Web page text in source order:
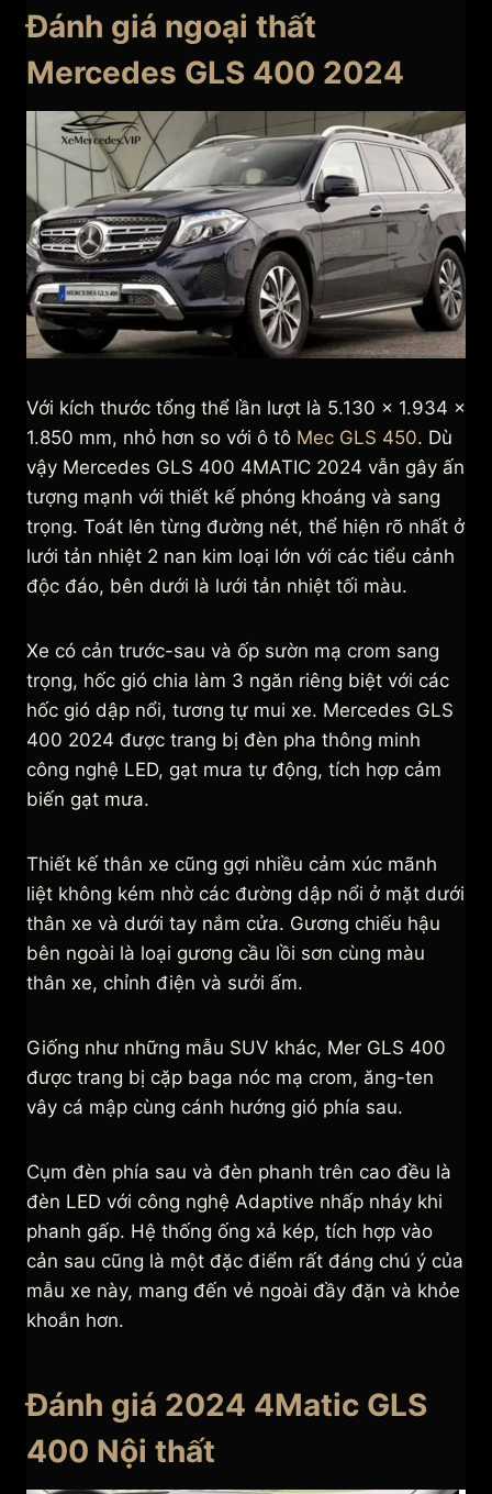
Đánh giá ngoại thất
Mercedes GLS 400 2024
Với kích thước tổng thể lần lượt là 5.130 x 1.934 x
1.850 mm, nhỏ hơn so với ô tô Mec GLS 450. Dù
vậy Mercedes GLS 400 4MATIC 2024 vẫn gây ấn
tượng mạnh với thiết kế phóng khoáng và sang
trọng. Toát lên từng đường nét, thể hiện rõ nhất ở
lưới tản nhiệt 2 nan kim loại lớn với các tiểu cảnh
độc đáo, bên dưới là lưới tản nhiệt tối màu.
Xe có cản trước-sau và ốp sườn mạ crom sang
trọng, hốc gió chia làm 3 ngăn riêng biệt với các
hốc gió dập nổi, tương tự mui xe. Mercedes GLS
400 2024 được trang bị đèn pha thông minh
công nghệ LED, gạt mưa tự động, tích hợp cảm
biến gạt mưa.
Thiết kế thân xe cũng gợi nhiều cảm xúc mãnh
liệt không kém nhờ các đường dập nổi ở mặt dưới
thân xe và dưới tay nắm cửa. Gương chiếu hậu
bên ngoài là loại gương cầu lồi sơn cùng màu
thân xe, chỉnh điện và sưởi ấm.
Giống như những mẫu SUV khác, Mer GLS 400
được trang bị cặp baga nóc mạ crom, ăng-ten
vây cá mập cùng cánh hướng gió phía sau.
Cụm đèn phía sau và đèn phanh trên cao đều là
đèn LED với công nghệ Adaptive nhấp nháy khi
phanh gấp. Hệ thống ống xả kép, tích hợp vào
cản sau cũng là một đặc điểm rất đáng chú ý của
mẫu xe này, mang đến vẻ ngoài đầy đặn và khỏe
khoắn hơn.
Đánh giá 2024 4Matic GLS
400 Nội thất